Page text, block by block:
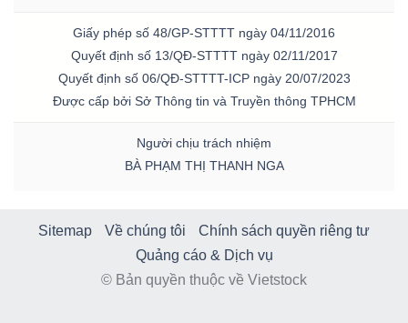
Giấy phép số 48/GP-STTTT ngày 04/11/2016
Quyết định số 13/QĐ-STTTT ngày 02/11/2017
Quyết định số 06/QĐ-STTTT-ICP ngày 20/07/2023
Được cấp bởi Sở Thông tin và Truyền thông TPHCM
Người chịu trách nhiệm
BÀ PHẠM THỊ THANH NGA
Sitemap Về chúng tôi
Chính sách quyền riêng tư
Quảng cáo & Dịch vụ
© Bản quyền thuộc về Vietstock